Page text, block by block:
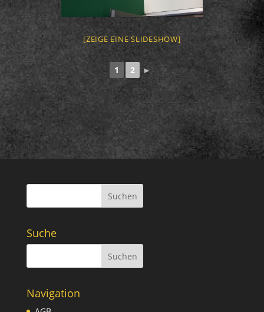
[ZEIGE EINE SLIDESHOW]
1 2 ►
Suchen
Suche
Navigation